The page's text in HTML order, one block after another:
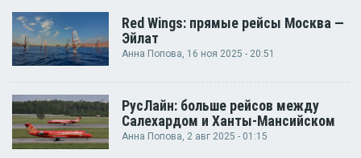
Red Wings: прямые рейсы Москва —
Эйлат
Анна Попова, 16 ноя 2025 - 20:51
РусЛайн: больше рейсов между
Салехардом и Ханты-Мансийском
Анна Попова, 2 авг 2025 - 01:15